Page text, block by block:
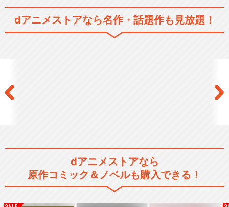
ポケットモンスター 第101
ポケットモンスター ダイヤモ
ンド・パール
dアニメストアなら名作・話題作も見放題！
dアニメストアなら
原作コミック＆ノベルも購入できる！